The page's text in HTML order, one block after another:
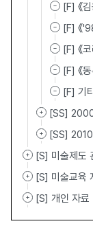
[F] 《
[F] 《
[F] 《
[F] 《
[F] 기
[SS]
[SS]
[S] 미술제도
[S] 미술교육
[S] 개인 자료